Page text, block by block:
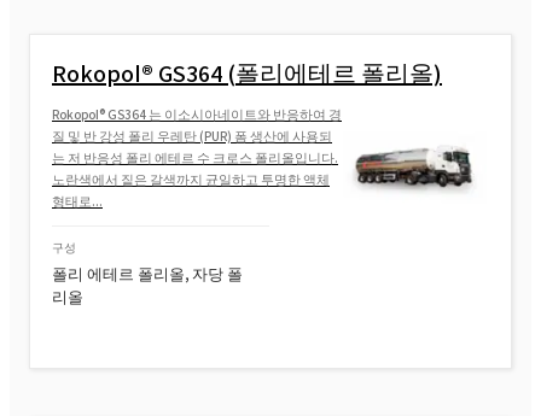
Rokopol® GS364 (폴리에테르 폴리올)
Rokopol® GS364 는 이소시아네이트와 반응하여 경
질 및 반 강성 폴리 우레탄 (PUR) 폼 생산에 사용되
는 저 반응성 폴리 에테르 수 크로스 폴리올입니다.
노란색에서 짙은 갈색까지 균일하고 투명한 액체
형태로...
구성
폴리 에테르 폴리올, 자당 폴
리올